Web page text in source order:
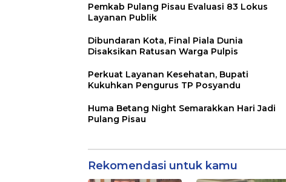
Pemkab Pulang Pisau Evaluasi 83 Lokus
Layanan Publik
Dibundaran Kota, Final Piala Dunia
Disaksikan Ratusan Warga Pulpis
Perkuat Layanan Kesehatan, Bupati
Kukuhkan Pengurus TP Posyandu
Huma Betang Night Semarakkan Hari Jadi
Pulang Pisau
Rekomendasi untuk kamu